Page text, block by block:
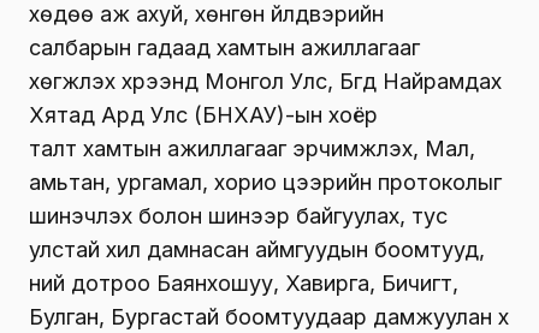
хөдөө аж ахуй, хөнгөн үйлдвэрийн
салбарын гадаад хамтын ажиллагааг
хөгжүүлэх хүрээнд Монгол Улс, Бүгд Найрамдах
Хятад Ард Улс (БНХАУ)-ын хоёр
талт хамтын ажиллагааг эрчимжүүлэх, Мал,
амьтан, ургамал, хорио цээрийн протоколыг
шинэчлэх болон шинээр байгуулах, тус
улстай хил дамнасан аймгуудын боомтууд,
үүний дотроо Баянхошуу, Хавирга, Бичигт,
Булган, Бургастай боомтуудаар дамжуулан х